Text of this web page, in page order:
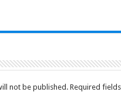
not be published. Required